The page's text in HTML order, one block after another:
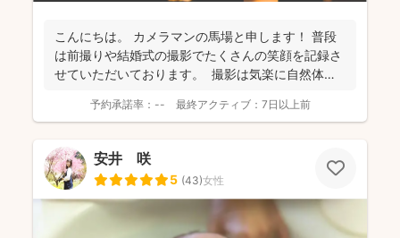
こんにちは。 カメラマンの馬場と申します！ 普段
は前撮りや結婚式の撮影でたくさんの笑顔を記録さ
せていただいております。 撮影は気楽に自然体な
予約承諾率： -- 最終アクティブ： 7日以上前
安井 咲
5 (43)女性